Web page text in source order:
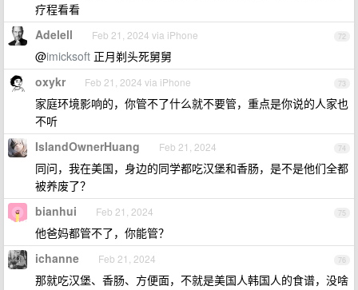
疗程看看
72
Adelell Feb 21, 2024 via iPhone
@imicksoft 正月剃头死舅舅
73
oxykr Feb 21, 2024 via iPhone
家庭环境影响的，你管不了什么就不要管，重点是你说的人家也
不听
74
IslandOwnerHuang Feb 21, 2024
同问，我在美国，身边的同学都吃汉堡和香肠，是不是他们全都
被养废了？
75
bianhui Feb 21, 2024
他爸妈都管不了，你能管？
76
ichanne Feb 21, 2024
那就吃汉堡、香肠、方便面，不就是美国人韩国人的食谱，没啥